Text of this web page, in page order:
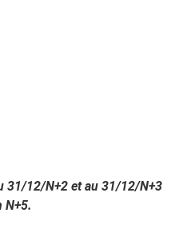
31/12/N+2 et au 31/12/N+3
N+5.